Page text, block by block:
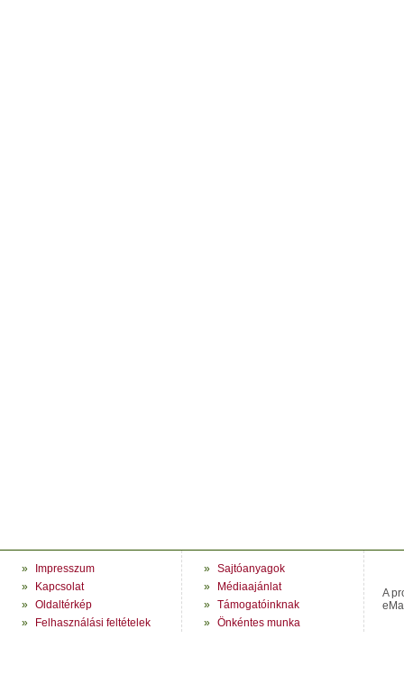
»
Impresszum
»
Kapcsolat
» Oldaltérkép
»
Felhasználási feltételek
» Sajtóanyagok
»
Médiaajánlat
» Támogatóinknak
» Önkéntes munka
A